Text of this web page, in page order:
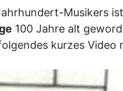
Musikers
100 Jahre alt
kurzes Video